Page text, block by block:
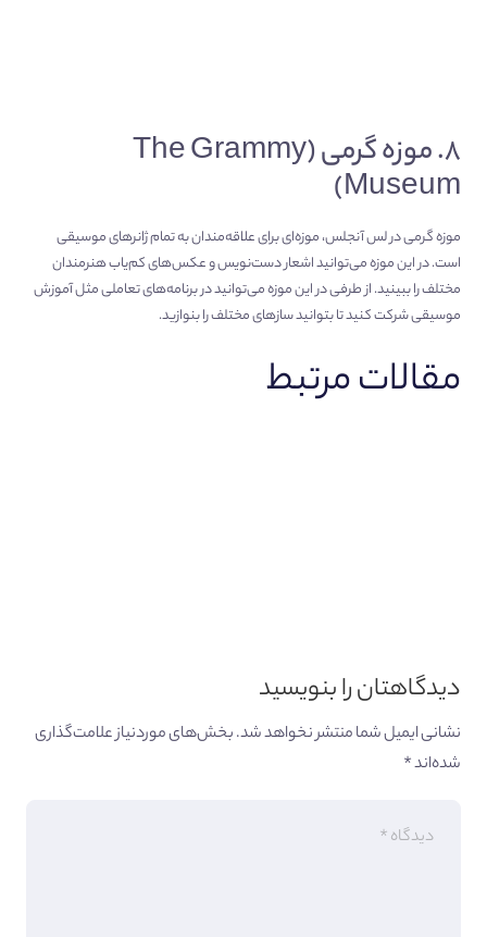
۸. موزه گرمی (The Grammy
Museum)
موزه گرمی در لس آنجلس، موزه‌ای برای علاقه‌مندان به تمام ژانرهای موسیقی
است. در این موزه می‌توانید اشعار دست‌نویس و عکس‌های کم‌یاب هنرمندان
مختلف را ببینید. از طرفی در این موزه می‌توانید در برنامه‌های تعاملی مثل آموزش
موسیقی شرکت کنید تا بتوانید سازهای مختلف را بنوازید.
مقالات مرتبط
دیدگاهتان را بنویسید
نشانی ایمیل شما منتشر نخواهد شد.بخش‌های موردنیاز علامت‌گذاری
شده‌اند*